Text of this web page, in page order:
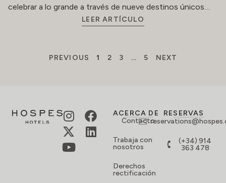
celebrar a lo grande a través de nueve destinos únicos…
LEER ARTÍCULO
PREVIOUS 1 2 3 … 5 NEXT
ACERCA DE
Contacto
Trabaja con
nosotros
Derechos
rectificación
RESERVAS
(+34) 914
363 478